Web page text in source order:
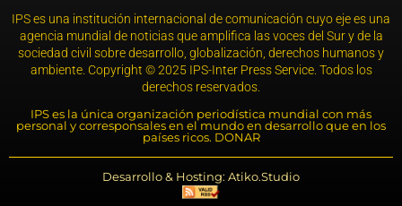
IPS es una institución internacional de comunicación cuyo eje es una
agencia mundial de noticias que amplifica las voces del Sur y de la
sociedad civil sobre desarrollo, globalización, derechos humanos y
ambiente. Copyright © 2025 IPS-Inter Press Service. Todos los
derechos reservados.
IPS es la única organización periodística mundial con más
personal y corresponsales en el mundo en desarrollo que en los
países ricos. DONAR
Desarrollo & Hosting: Atiko.Studio